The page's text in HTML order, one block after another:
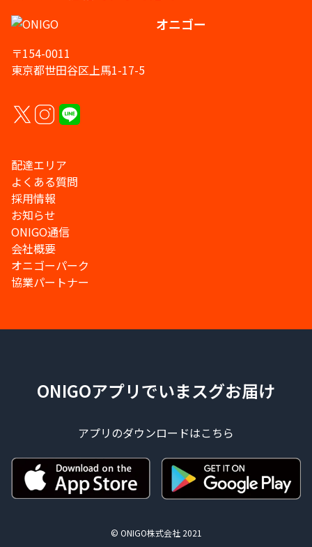
オニゴー
〒154-0011
東京都世田谷区上馬1-17-5
配達エリア
よくある質問
採用情報
お知らせ
ONIGO通信
会社概要
オニゴーパーク
協業パートナー
ONIGOアプリでいまスグお届け
アプリのダウンロードはこちら
© ONIGO株式会社 2021